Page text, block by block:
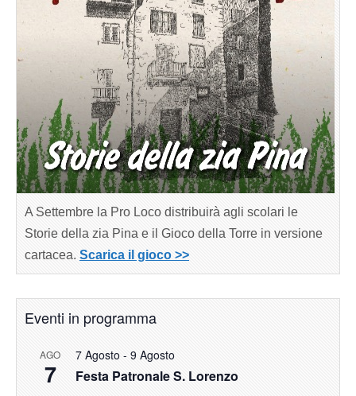
A Settembre la Pro Loco distribuirà agli scolari le
Storie della zia Pina e il Gioco della Torre in versione
cartacea. Scarica il gioco >>
Eventi in programma
AGO
7
7 Agosto - 9 Agosto
Festa Patronale S. Lorenzo